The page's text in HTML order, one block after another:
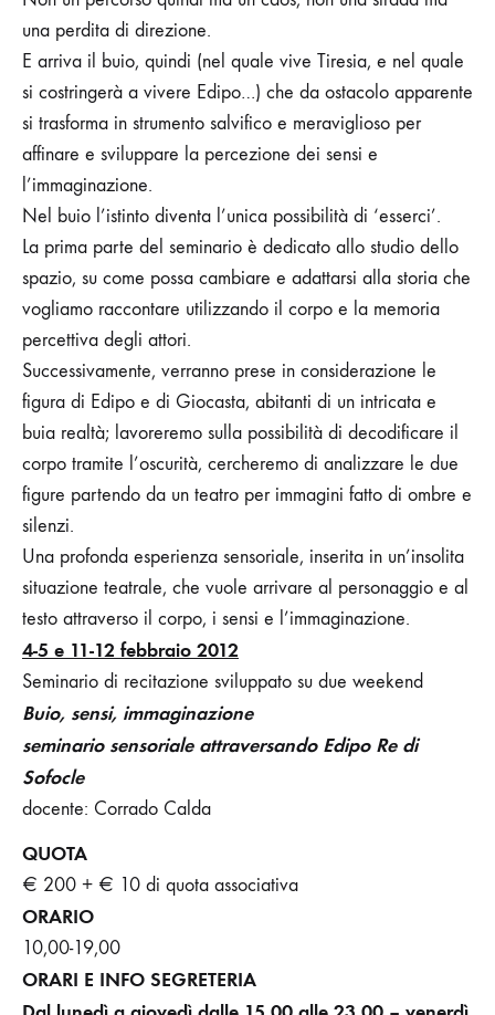
una perdita di direzione.
E arriva il buio, quindi (nel quale vive Tiresia, e nel quale
si costringerà a vivere Edipo…) che da ostacolo apparente
si trasforma in strumento salvifico e meraviglioso per
affinare e sviluppare la percezione dei sensi e
l’immaginazione.
Nel buio l’istinto diventa l’unica possibilità di ‘esserci’.
La prima parte del seminario è dedicato allo studio dello
spazio, su come possa cambiare e adattarsi alla storia che
vogliamo raccontare utilizzando il corpo e la memoria
percettiva degli attori.
Successivamente, verranno prese in considerazione le
figura di Edipo e di Giocasta, abitanti di un intricata e
buia realtà; lavoreremo sulla possibilità di decodificare il
corpo tramite l’oscurità, cercheremo di analizzare le due
figure partendo da un teatro per immagini fatto di ombre e
silenzi.
Una profonda esperienza sensoriale, inserita in un’insolita
situazione teatrale, che vuole arrivare al personaggio e al
testo attraverso il corpo, i sensi e l’immaginazione.
4-5 e 11-12 febbraio 2012
Seminario di recitazione sviluppato su due weekend
Buio, sensi, immaginazione
seminario sensoriale attraversando Edipo Re di
Sofocle
docente: Corrado Calda
QUOTA
€ 200 + € 10 di quota associativa
ORARIO
10,00-19,00
ORARI E INFO SEGRETERIA